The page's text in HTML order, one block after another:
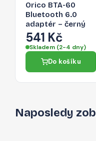
Orico BTA-60
Bluetooth 6.0
adaptér – černý
541 Kč
Skladem (2-4 dny)
Do košíku
Naposledy